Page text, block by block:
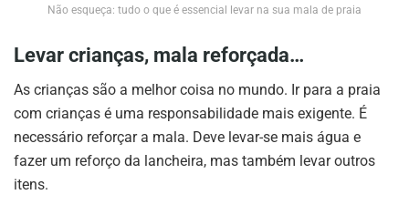
Não esqueça: tudo o que é essencial levar na sua mala de praia
Levar crianças, mala reforçada…
As crianças são a melhor coisa no mundo. Ir para a praia
com crianças é uma responsabilidade mais exigente. É
necessário reforçar a mala. Deve levar-se mais água e
fazer um reforço da lancheira, mas também levar outros
itens.